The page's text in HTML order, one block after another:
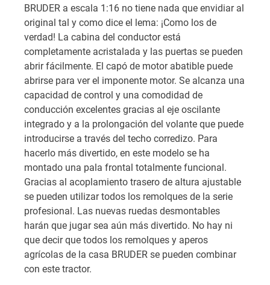
BRUDER a escala 1:16 no tiene nada que envidiar al
original tal y como dice el lema: ¡Como los de
verdad! La cabina del conductor está
completamente acristalada y las puertas se pueden
abrir fácilmente. El capó de motor abatible puede
abrirse para ver el imponente motor. Se alcanza una
capacidad de control y una comodidad de
conducción excelentes gracias al eje oscilante
integrado y a la prolongación del volante que puede
introducirse a través del techo corredizo. Para
hacerlo más divertido, en este modelo se ha
montado una pala frontal totalmente funcional.
Gracias al acoplamiento trasero de altura ajustable
se pueden utilizar todos los remolques de la serie
profesional. Las nuevas ruedas desmontables
harán que jugar sea aún más divertido. No hay ni
que decir que todos los remolques y aperos
agrícolas de la casa BRUDER se pueden combinar
con este tractor.